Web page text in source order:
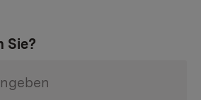
Sie?